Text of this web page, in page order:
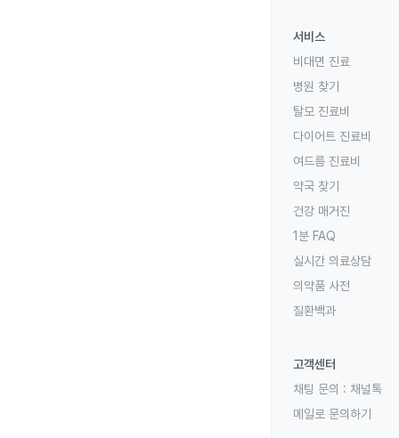
서비스
비대면 진료
병원 찾기
탈모 진료비
다이어트 진료비
여드름 진료비
약국 찾기
건강 매거진
1분 FAQ
실시간 의료상담
의약품 사전
질환백과
고객센터
채팅 문의 : 채널톡
메일로 문의하기